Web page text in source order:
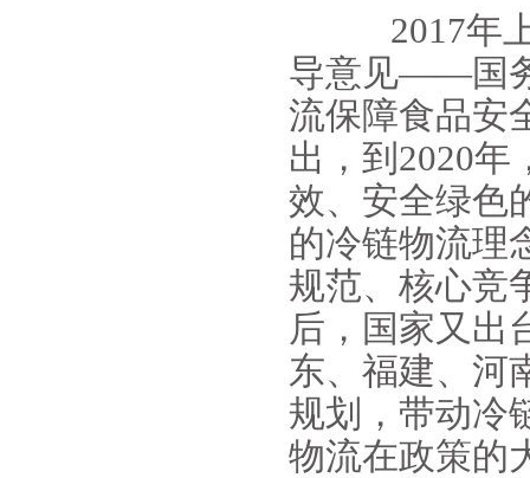
2017年上
导意见——国
流保障食品安
出，到2020年
效、安全绿色
的冷链物流理
规范、核心竞
后，国家又出
东、福建、河
规划，带动冷
物流在政策的